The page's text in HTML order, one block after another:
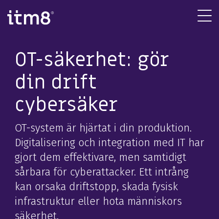
direkte
IT-infrastruktur
Molnmigrering och förändring
Nätverk och kommunikation
Digital workplace
Managed tjänster
IT-rådgivning
Systemutveckling
Datalager
Business Intelligence
Applikationstjänster
Databaseadministration
OT-säkerhet
Digital
OT-säkerhet: gör
din drift
cybersäker
OT-system är hjärtat i din produktion.
Digitalisering och integration med IT har
gjort dem effektivare, men samtidigt
sårbara för cyberattacker. Ett intrång
kan orsaka driftstopp, skada fysisk
infrastruktur eller hota människors
säkerhet.